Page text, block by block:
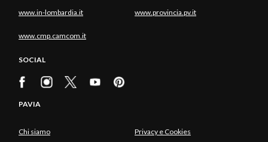
www.in-lombardia.it www.provincia.pv.it
www.cmp.camcom.it
SOCIAL
PAVIA
Chi siamo Privacy e Cookies